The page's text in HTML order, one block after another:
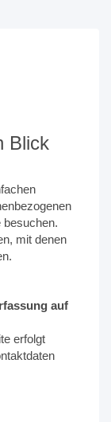
Blick
besuchen.
mit denen
auf
erfolgt